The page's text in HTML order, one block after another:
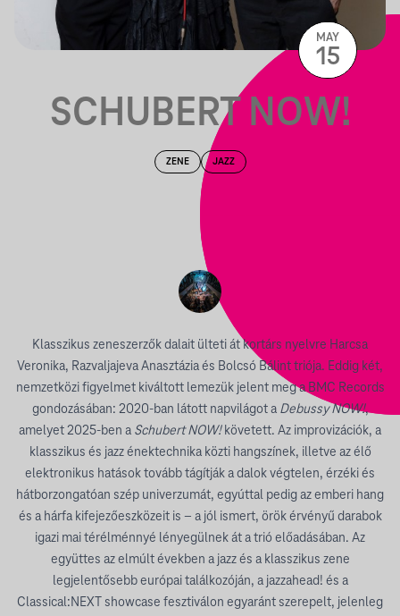
SCHUBERT NOW!
ZENE JAZZ
Klasszikus zeneszerzők dalait ülteti át kortárs nyelvre Harcsa
Veronika, Razvaljajeva Anasztázia és Bolcsó Bálint triója. Eddig két,
nemzetközi figyelmet kiváltott lemezük jelent meg a BMC Records
gondozásában: 2020-ban látott napvilágot a Debussy NOW!,
amelyet 2025-ben a Schubert NOW!követett. Az improvizációk, a
klasszikus és jazz énektechnika közti hangszínek, illetve az élő
elektronikus hatások tovább tágítják a dalok végtelen, érzéki és
hátborzongatóan szép univerzumát, egyúttal pedig az emberi hang
és a hárfa kifejezőeszközeit is – a jól ismert, örök érvényű darabok
igazi mai térélménnyé lényegülnek át a trió előadásában. Az
együttes az elmúlt években a jazz és a klasszikus zene
legjelentősebb európai találkozóján, a jazzahead! és a
Classical:NEXT showcase fesztiválon egyaránt szerepelt, jelenleg
MAY
15